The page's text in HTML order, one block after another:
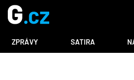
ZPRÁVY SATIRA